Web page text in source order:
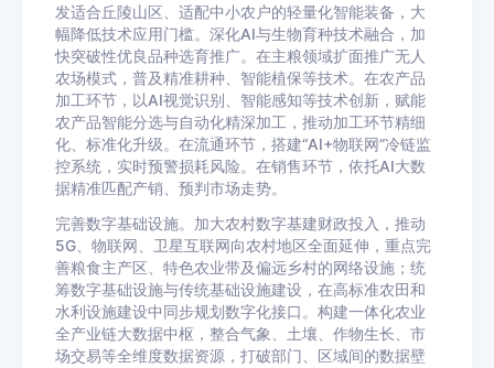
发适合丘陵山区、适配中小农户的轻量化智能装备，大
幅降低技术应用门槛。深化AI与生物育种技术融合，加
快突破性优良品种选育推广。在主粮领域扩面推广无人
农场模式，普及精准耕种、智能植保等技术。在农产品
加工环节，以AI视觉识别、智能感知等技术创新，赋能
农产品智能分选与自动化精深加工，推动加工环节精细
化、标准化升级。在流通环节，搭建“AI+物联网”冷链监
控系统，实时预警损耗风险。在销售环节，依托AI大数
据精准匹配产销、预判市场走势。
完善数字基础设施。加大农村数字基建财政投入，推动
5G、物联网、卫星互联网向农村地区全面延伸，重点完
善粮食主产区、特色农业带及偏远乡村的网络设施；统
筹数字基础设施与传统基础设施建设，在高标准农田和
水利设施建设中同步规划数字化接口。构建一体化农业
全产业链大数据中枢，整合气象、土壤、作物生长、市
场交易等全维度数据资源，打破部门、区域间的数据壁